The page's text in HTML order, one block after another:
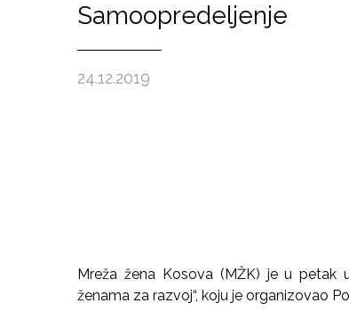
Samoopredeljenje
24.12.2019
Mreža žena Kosova (MŽK) je u petak
ženama za razvoj“, koju je organizovao